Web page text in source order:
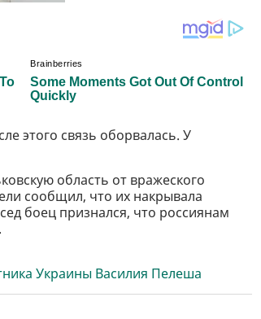
этого связь оборвалась. У
область от вражеского
сообщил, что их накрывала
боец признался, что россиянам
Украины Василия Пелеша